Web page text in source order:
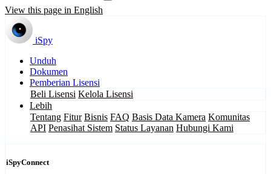
View this page in English
iSpy
Unduh
Dokumen
Pemberian Lisensi
Beli Lisensi Kelola Lisensi
Lebih
Tentang Fitur Bisnis FAQ Basis Data Kamera Komunitas
API Penasihat Sistem Status Layanan Hubungi Kami
iSpyConnect